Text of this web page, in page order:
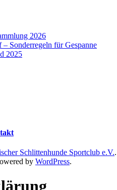
2026
Sonderregeln für Gespanne
2025
Schlittenhunde Sportclub e.V.
by WordPress.